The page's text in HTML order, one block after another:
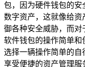
包，因为硬件钱包的
数字资产，这就像给
御各种安全威胁，而对
软件钱包的操作简单
选择一辆操作简单的自
享受便捷的资产管理服